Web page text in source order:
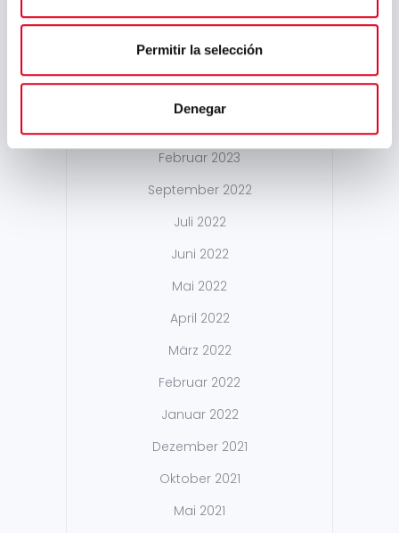
Permitir la selección
Denegar
Januar 2024
Februar 2023
September 2022
Juli 2022
Juni 2022
Mai 2022
April 2022
März 2022
Februar 2022
Januar 2022
Dezember 2021
Oktober 2021
Mai 2021